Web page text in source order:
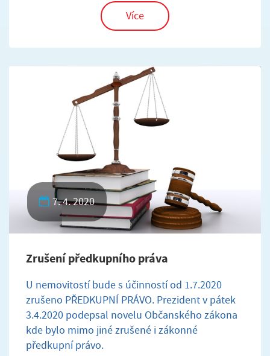
Více
7. 4. 2020
Zrušení předkupního práva
U nemovitostí bude s účinností od 1.7.2020
zrušeno PŘEDKUPNÍ PRÁVO. Prezident v pátek
3.4.2020 podepsal novelu Občanského zákona
kde bylo mimo jiné zrušené i zákonné
předkupní právo.